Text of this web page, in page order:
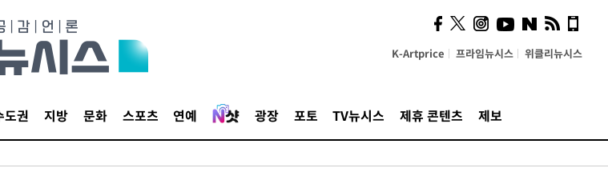
K-Artprice 프라임뉴시스 위클리뉴시스
도권 지방 문화 스포츠 연예 광장 포토 TV뉴시스 제휴 콘텐츠 제보
시, 스마트폰 액세서리에
NFC 더했다